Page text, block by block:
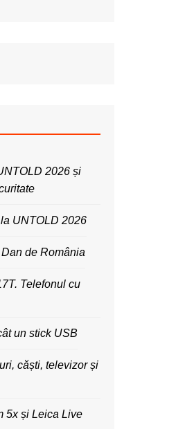
2026 și
UNTOLD 2026
de România
Telefonul cu
un stick USB
căști, televizor și
5x și Leica Live